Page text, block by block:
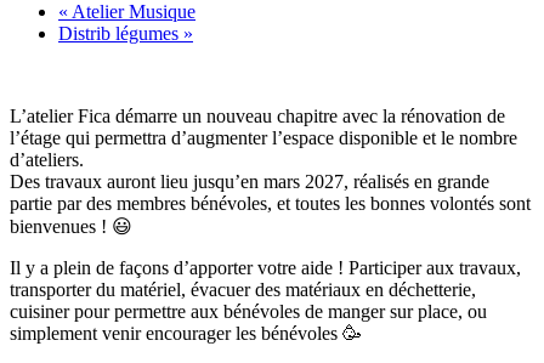
« Atelier Musique
Distrib légumes »
L’atelier Fica démarre un nouveau chapitre avec la rénovation de
l’étage qui permettra d’augmenter l’espace disponible et le nombre
d’ateliers.
Des travaux auront lieu jusqu’en mars 2027, réalisés en grande
partie par des membres bénévoles, et toutes les bonnes volontés sont
bienvenues ! 😃
Il y a plein de façons d’apporter votre aide ! Participer aux travaux,
transporter du matériel, évacuer des matériaux en déchetterie,
cuisiner pour permettre aux bénévoles de manger sur place, ou
simplement venir encourager les bénévoles 🥳